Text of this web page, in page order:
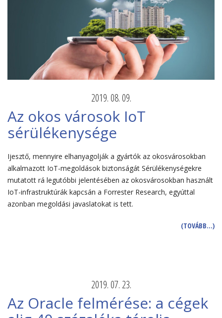
2019. 08. 09.
Az okos városok IoT
sérülékenysége
Ijesztő, mennyire elhanyagolják a gyártók az okosvárosokban
alkalmazott IoT-megoldások biztonságát Sérülékenységekre
mutatott rá legutóbbi jelentésében az okosvárosokban használt
IoT-infrastruktúrák kapcsán a Forrester Research, egyúttal
azonban megoldási javaslatokat is tett.
(TOVÁBB…)
2019. 07. 23.
Az Oracle felmérése: a cégek